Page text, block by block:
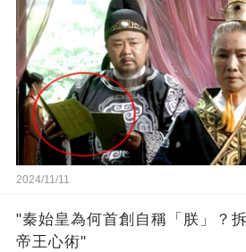
2024/11/11
"秦始皇為何首創自稱「朕」？
帝王心術"